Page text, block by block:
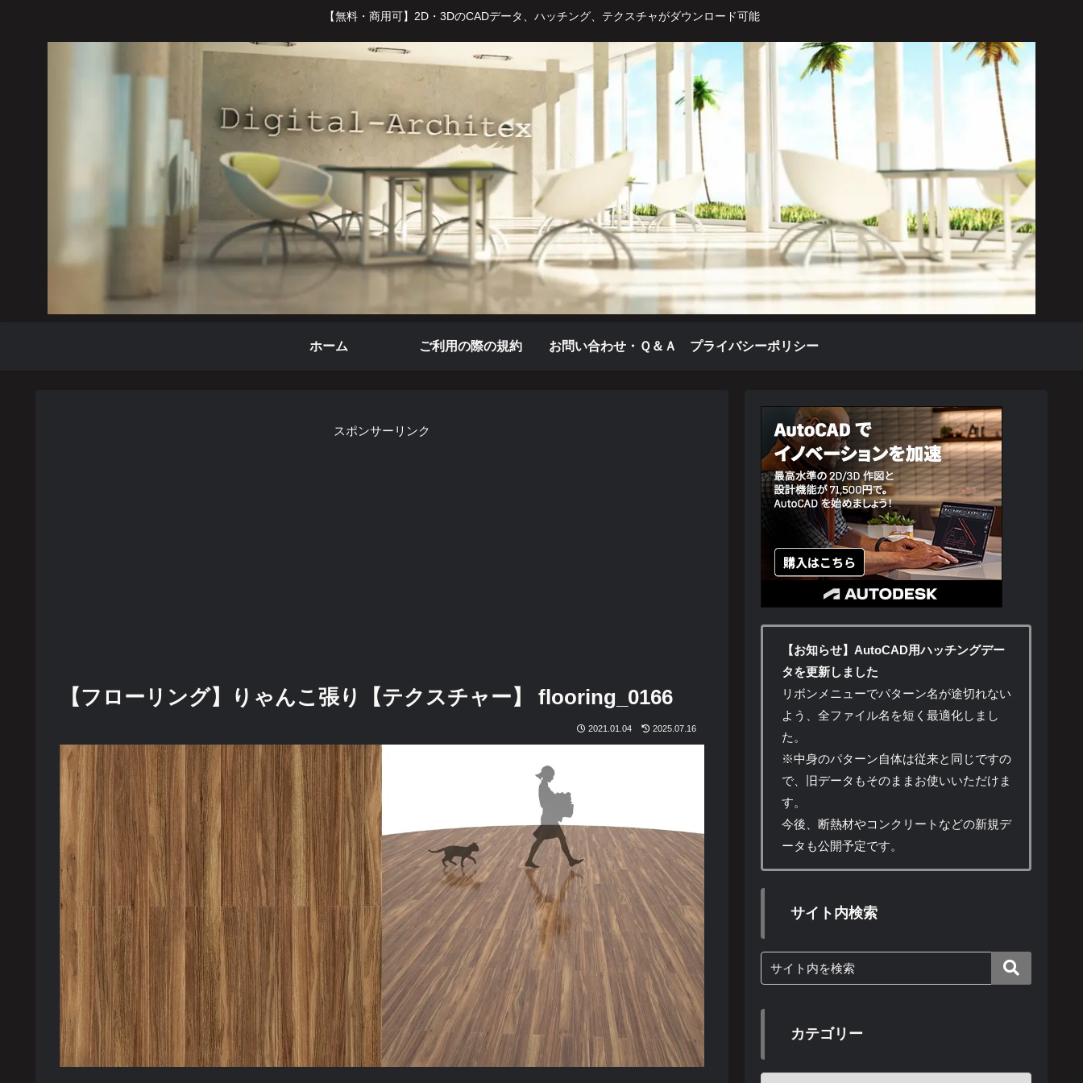
【無料・商用可】2D・3DのCADデータ、ハッチング、テクスチャがダウンロード可能
ホーム ご利用の際の規約 お問い合わせ・Ｑ＆Ａ プライバシーポリシー
スポンサーリンク
【フローリング】りゃんこ張り【テクスチャー】 flooring_0166
2021.01.04 2025.07.16
【お知らせ】AutoCAD用ハッチングデー
タを更新しました
リボンメニューでパターン名が途切れない
よう、全ファイル名を短く最適化しまし
た。
※中身のパターン自体は従来と同じですの
で、旧データもそのままお使いいただけま
す。
今後、断熱材やコンクリートなどの新規デ
ータも公開予定です。
サイト内検索
カテゴリー